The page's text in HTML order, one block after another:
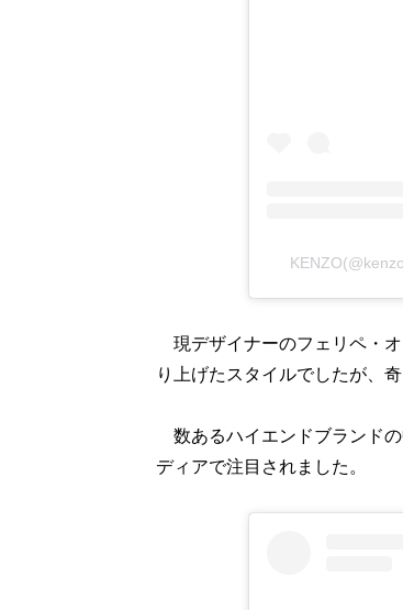
現デザイナーのフェリペ・
り上げたスタイルでしたが、
数あるハイエンドブランド
ディアで注目されました。